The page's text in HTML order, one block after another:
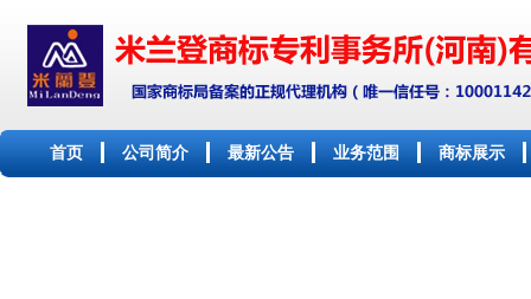
首页 公司简介 最新公告 业务范围 商标展示